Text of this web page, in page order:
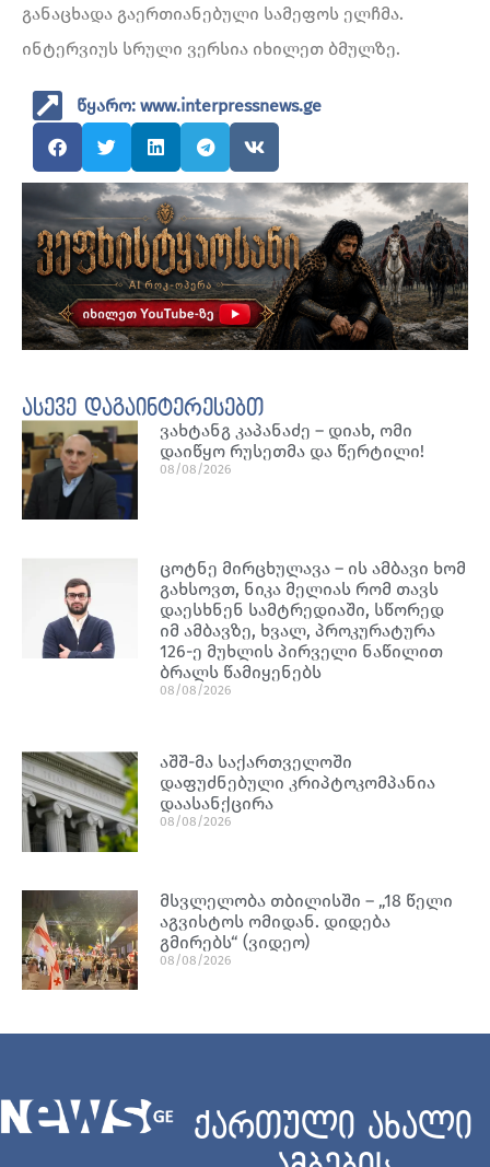
განაცხადა გაერთიანებული სამეფოს ელჩმა.
ინტერვიუს სრული ვერსია იხილეთ ბმულზე.
წყარო: www.interpressnews.ge
ასევე დაგაინტერესებთ
ვახტანგ კაპანაძე – დიახ, ომი
დაიწყო რუსეთმა და წერტილი!
08/08/2026
ცოტნე მირცხულავა – ის ამბავი ხომ
გახსოვთ, ნიკა მელიას რომ თავს
დაესხნენ სამტრედიაში, სწორედ
იმ ამბავზე, ხვალ, პროკურატურა
126-ე მუხლის პირველი ნაწილით
ბრალს წამიყენებს
08/08/2026
აშშ-მა საქართველოში
დაფუძნებული კრიპტოკომპანია
დაასანქცირა
08/08/2026
მსვლელობა თბილისში – „18 წელი
აგვისტოს ომიდან. დიდება
გმირებს“ (ვიდეო)
08/08/2026
ქართული ახალი